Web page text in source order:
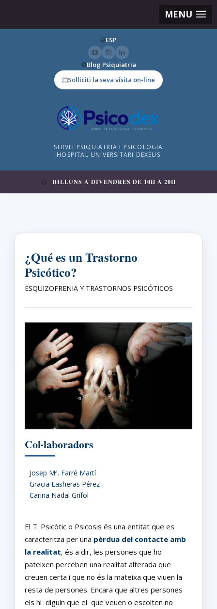
MENU
ESP
Blog Psiquiatria
Sol·liciti la seva visita on-line
SERVEI PSIQUIATRIA I PSICOLOGIA
HOSPITAL UNIVERSITARI DEXEUS
DILLUNS A DIVENDRES DE 10H A 20H
¿Qué es un Trastorno
Psicótico?
ESQUIZOFRENIA Y TRASTORNOS PSICÓTICOS
Col·laboradors
Josep Mª. Farré Martí
Gracia Lasheras Pérez
Carina Nadal Grífol
El T. Psicòtic o Psicosis és una entitat que es
caracteritza per una pèrdua del contacte amb
la realitat, és a dir, les persones que ho
pateixen perceben una realitat alterada que
creuen certa i que no és la mateixa que viuen la
resta de persones. Encara que altres persones
els hi diguin que el que veuen o escolten no